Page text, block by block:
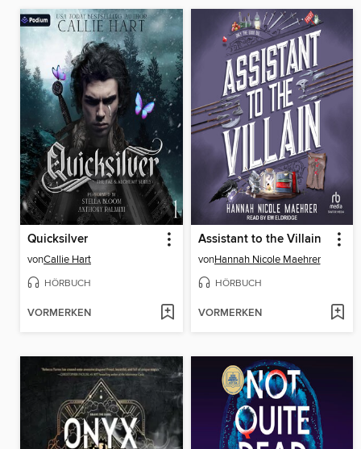
Quicksilver
vonCallie Hart
HÖRBUCH
VORMERKEN
Assistant to the Villain
vonHannah Nicole Maehrer
HÖRBUCH
VORMERKEN